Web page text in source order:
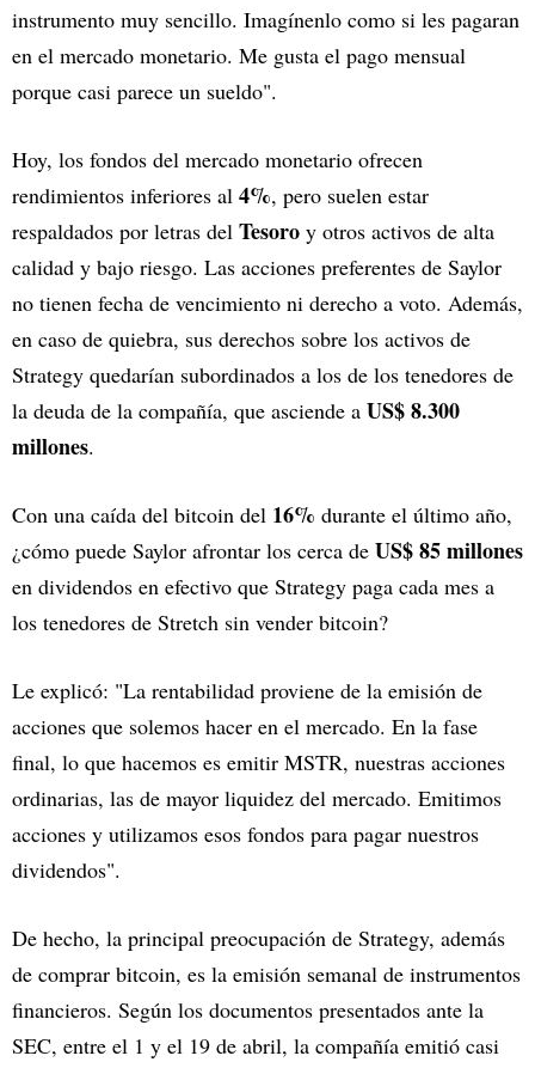
instrumento muy sencillo. Imagínenlo como si les pagaran
en el mercado monetario. Me gusta el pago mensual
porque casi parece un sueldo".
Hoy, los fondos del mercado monetario ofrecen
rendimientos inferiores al 4%, pero suelen estar
respaldados por letras del Tesoro y otros activos de alta
calidad y bajo riesgo. Las acciones preferentes de Saylor
no tienen fecha de vencimiento ni derecho a voto. Además,
en caso de quiebra, sus derechos sobre los activos de
Strategy quedarían subordinados a los de los tenedores de
la deuda de la compañía, que asciende a US$ 8.300
millones.
Con una caída del bitcoin del 16% durante el último año,
¿cómo puede Saylor afrontar los cerca de US$ 85 millones
en dividendos en efectivo que Strategy paga cada mes a
los tenedores de Stretch sin vender bitcoin?
Le explicó: "La rentabilidad proviene de la emisión de
acciones que solemos hacer en el mercado. En la fase
final, lo que hacemos es emitir MSTR, nuestras acciones
ordinarias, las de mayor liquidez del mercado. Emitimos
acciones y utilizamos esos fondos para pagar nuestros
dividendos".
De hecho, la principal preocupación de Strategy, además
de comprar bitcoin, es la emisión semanal de instrumentos
financieros. Según los documentos presentados ante la
SEC, entre el 1 y el 19 de abril, la compañía emitió casi